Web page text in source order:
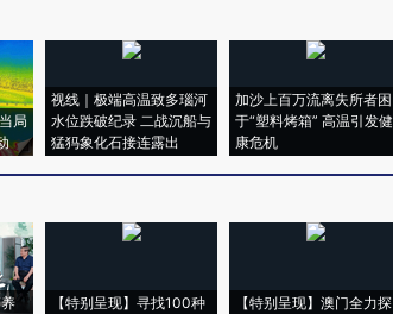
局
视线｜极端高温致多瑙河
水位跌破纪录 二战沉船与
猛犸象化石接连露出
加沙上百万流离失所者困
于“塑料烤箱” 高温引发健
康危机
【特别呈现】寻找100种
【特别呈现】澳门全力探